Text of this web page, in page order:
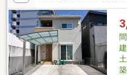
す。